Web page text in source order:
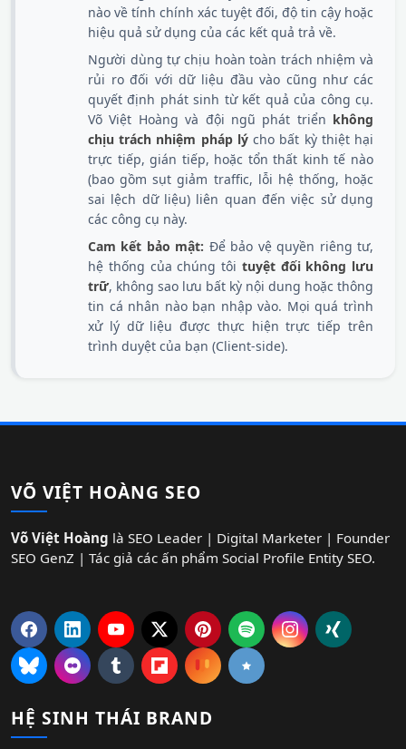
nào về tính chính xác tuyệt đối, độ tin cậy hoặc
hiệu quả sử dụng của các kết quả trả về.
Người dùng tự chịu hoàn toàn trách nhiệm và
rủi ro đối với dữ liệu đầu vào cũng như các
quyết định phát sinh từ kết quả của công cụ.
Võ Việt Hoàng và đội ngũ phát triển không
chịu trách nhiệm pháp lýcho bất kỳ thiệt hại
trực tiếp, gián tiếp, hoặc tổn thất kinh tế nào
(bao gồm sụt giảm traffic, lỗi hệ thống, hoặc
sai lệch dữ liệu) liên quan đến việc sử dụng
các công cụ này.
Cam kết bảo mật: Để bảo vệ quyền riêng tư,
hệ thống của chúng tôi tuyệt đối không lưu
trữ, không sao lưu bất kỳ nội dung hoặc thông
tin cá nhân nào bạn nhập vào. Mọi quá trình
xử lý dữ liệu được thực hiện trực tiếp trên
trình duyệt của bạn (Client-side).
VÕ VIỆT HOÀNG SEO
Võ Việt Hoàng là SEO Leader | Digital Marketer | Founder
SEO GenZ | Tác giả các ấn phẩm Social Profile Entity SEO.
HỆ SINH THÁI BRAND